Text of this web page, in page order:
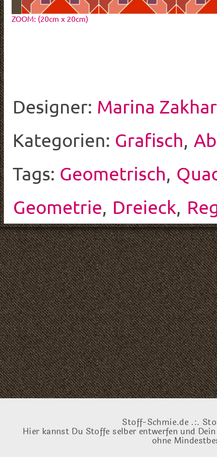
ZOOM: (20cm x 20cm)
Designer: Marina
Kategorien: Grafisch,
Tags: Geometrisch,
Geometrie, Dreieck,
Stoff-Schmie.de .:.
Hier kannst Du Stoffe selber entwerfen und
ohne